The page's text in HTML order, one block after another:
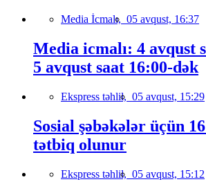
Media İcmalı, 05 avqust, 16:37
Media icmalı: 4 avqust
5 avqust saat 16:00-dək
Ekspress təhlil, 05 avqust, 15:29
Sosial şəbəkələr üçün
tətbiq olunur
Ekspress təhlil, 05 avqust, 15:12